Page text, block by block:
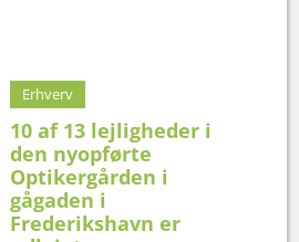
Erhverv
10 af 13 lejligheder i
den nyopførte
Optikergården i
gågaden i
Frederikshavn er